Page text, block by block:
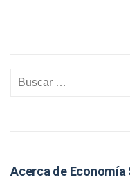
Acerca de